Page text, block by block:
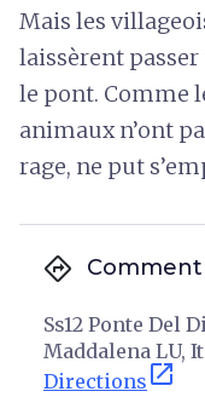
Mais les
laissèrent
le pont. Comme
animaux n’ont
rage, ne put
directions
Ss12 Ponte Del
Maddalena LU,
Directions open_in_new